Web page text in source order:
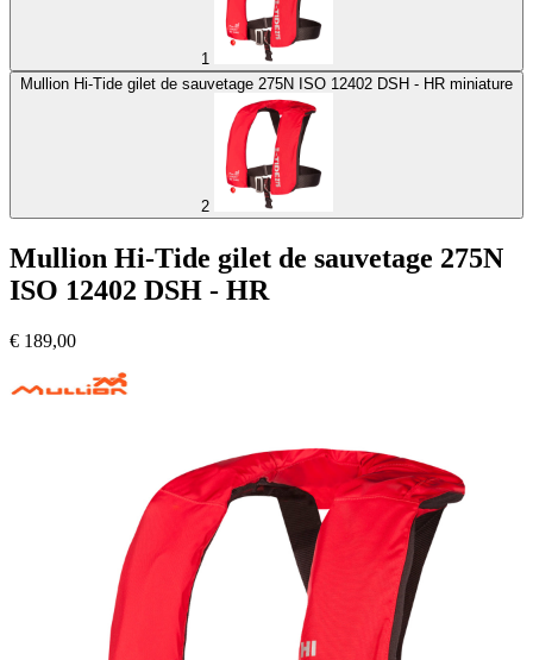
1
Mullion Hi-Tide gilet de sauvetage 275N ISO 12402 DSH - HR miniature
2
Mullion Hi-Tide gilet de sauvetage 275N
ISO 12402 DSH - HR
€ 189,00